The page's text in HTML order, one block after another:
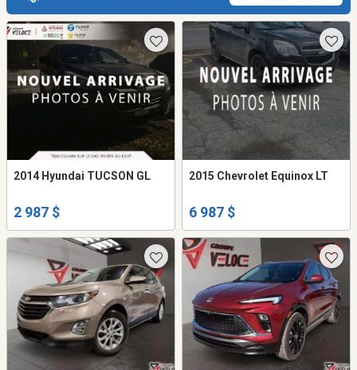
2014 Hyundai TUCSON GL
2 987 $
2015 Chevrolet Equinox LT
6 987 $